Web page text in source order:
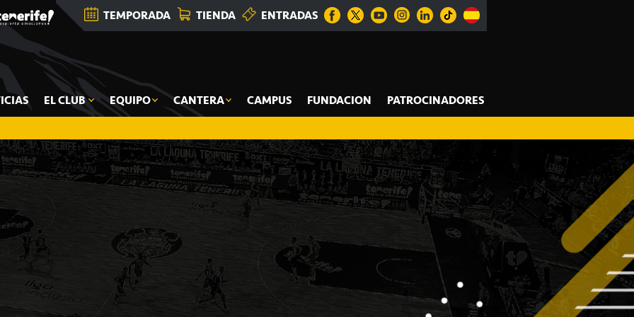
TEMPORADA TIENDA ENTRADAS
EL CLUB EQUIPO CANTERA CAMPUS FUNDACION PATROCINADORES